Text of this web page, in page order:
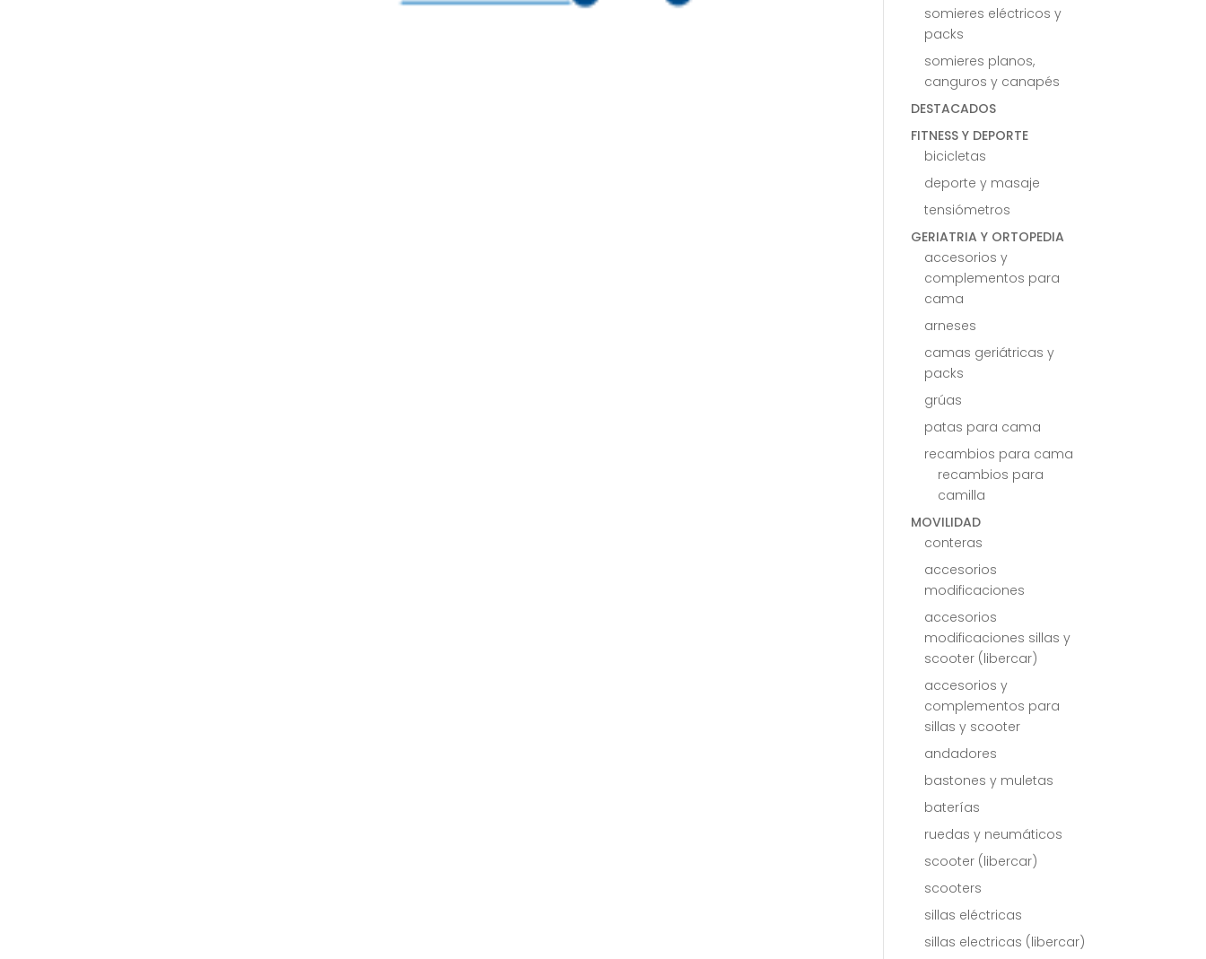
somieres eléctricos y
packs
somieres planos,
canguros y canapés
DESTACADOS
FITNESS Y DEPORTE
bicicletas
deporte y masaje
tensiómetros
GERIATRIA Y ORTOPEDIA
accesorios y
complementos para
cama
arneses
camas geriátricas y
packs
grúas
patas para cama
recambios para cama
recambios para
camilla
MOVILIDAD
conteras
accesorios
modificaciones
accesorios
modificaciones sillas y
scooter (libercar)
accesorios y
complementos para
sillas y scooter
andadores
bastones y muletas
baterías
ruedas y neumáticos
scooter (libercar)
scooters
sillas eléctricas
sillas electricas (libercar)